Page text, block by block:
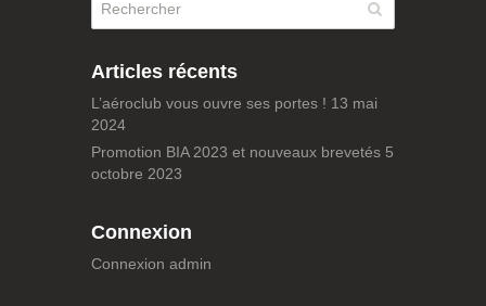
Articles récents
L’aéroclub vous ouvre ses portes ! 13 mai
2024
Promotion BIA 2023 et nouveaux brevetés 5
octobre 2023
Connexion
Connexion admin